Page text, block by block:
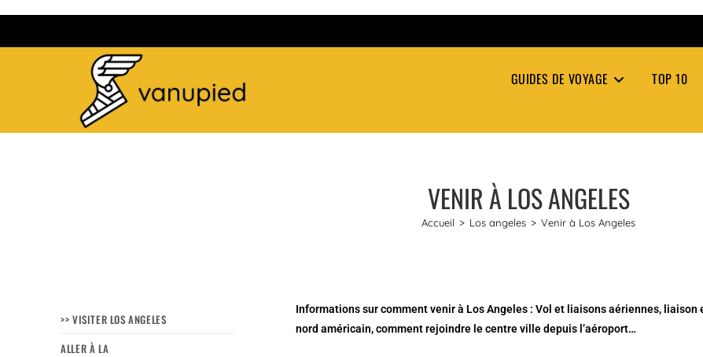
GUIDES DE VOYAGE TOP 10
VENIR À LOS ANGELES
Accueil > Los angeles > Venir à Los Angeles
Informations sur comment venir à Los Angeles : Vol et liaisons aériennes,
nord américain, comment rejoindre le centre ville depuis l’aéroport…
>> VISITER LOS ANGELES
ALLER À LA